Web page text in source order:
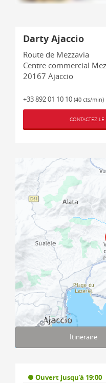
Darty Ajaccio
Route de Mezzavia
Centre commercial
20167 Ajaccio
+33 892 01 10 10 (40 cts/min)
CONTACTEZ
Itineraire
Ouvert jusqu'à 19:00